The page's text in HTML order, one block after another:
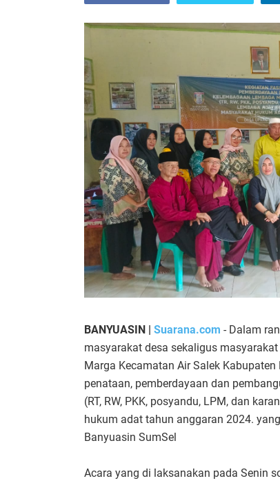
BANYUASIN | Suarana.com - Dalam
masyarakat desa sekaligus
Marga Kecamatan Air Salek
penataan, pemberdayaan dan
(RT, RW, PKK, posyandu, LPM, dan
hukum adat tahun anggaran 2024.
Banyuasin SumSel
Acara yang di laksanakan pada Senin